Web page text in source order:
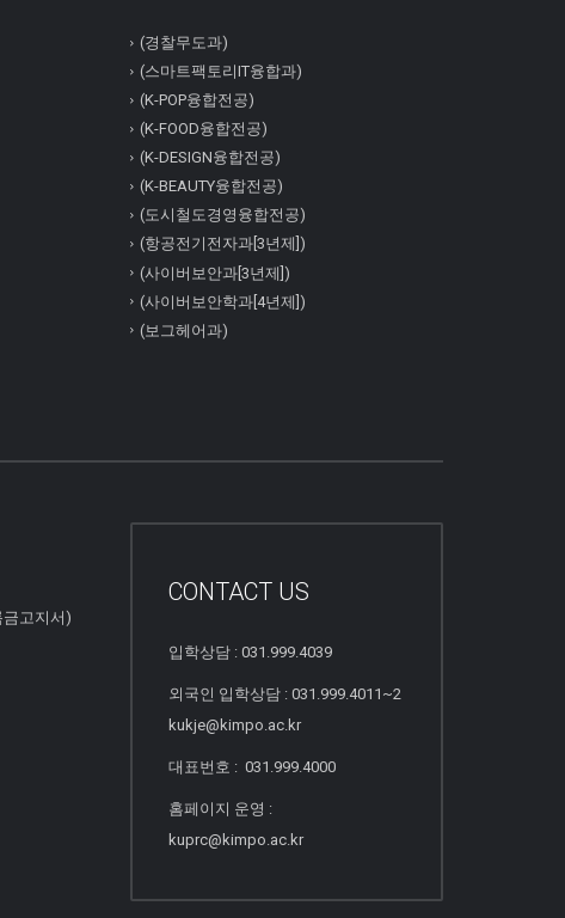
(경찰무도과)
(스마트팩토리IT융합과)
(K-POP융합전공)
(K-FOOD융합전공)
(K-DESIGN융합전공)
(K-BEAUTY융합전공)
(도시철도경영융합전공)
(항공전기전자과[3년제])
(사이버보안과[3년제])
(사이버보안학과[4년제])
(보그헤어과)
고지서)
CONTACT US
입학상담 : 031.999.4039
외국인 입학상담 : 031.999.4011~2
kukje@kimpo.ac.kr
대표번호 : 031.999.4000
홈페이지 운영 :
kuprc@kimpo.ac.kr